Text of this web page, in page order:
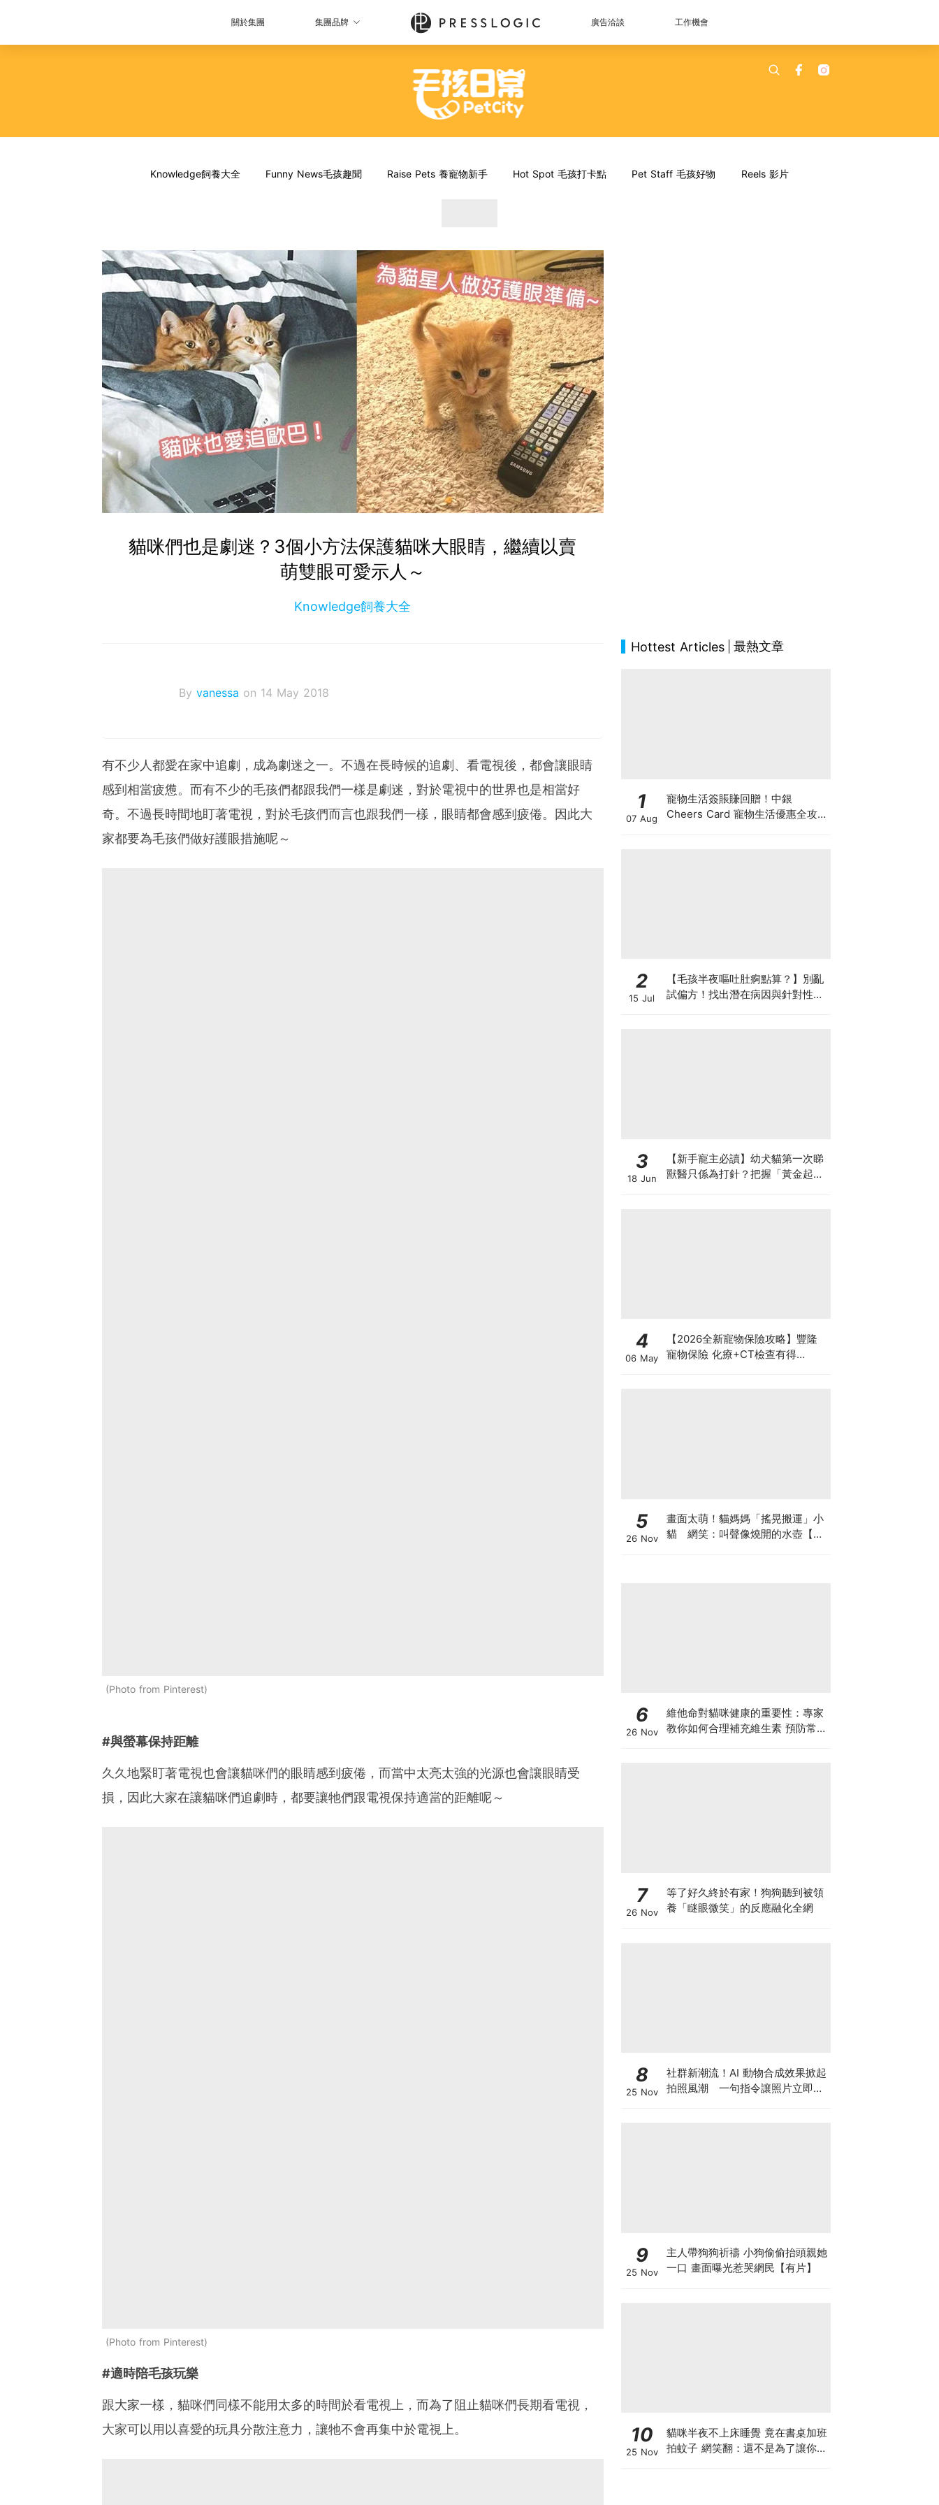
關於集團 集團品牌 廣告洽談 工作機會
Knowledge飼養大全 Funny News毛孩趣聞 Raise Pets 養寵物新手 Hot Spot 毛孩打卡點 Pet Staff 毛孩好物 Reels 影片
貓咪們也是劇迷？3個小方法保護貓咪大眼睛，繼續以賣
萌雙眼可愛示人～
Knowledge飼養大全
By vanessa on 14 May 2018
有不少人都愛在家中追劇，成為劇迷之一。不過在長時候的追劇、看電視後，都會讓眼睛
感到相當疲憊。而有不少的毛孩們都跟我們一樣是劇迷，對於電視中的世界也是相當好
奇。不過長時間地盯著電視，對於毛孩們而言也跟我們一樣，眼睛都會感到疲倦。因此大
家都要為毛孩們做好護眼措施呢～
Photo from Pinterest
#與螢幕保持距離
久久地緊盯著電視也會讓貓咪們的眼睛感到疲倦，而當中太亮太強的光源也會讓眼睛受
損，因此大家在讓貓咪們追劇時，都要讓牠們跟電視保持適當的距離呢～
Photo from Pinterest
#適時陪毛孩玩樂
跟大家一樣，貓咪們同樣不能用太多的時間於看電視上，而為了阻止貓咪們長期看電視，
大家可以用以喜愛的玩具分散注意力，讓牠不會再集中於電視上。
Hottest Articles 最熱文章
1
07 Aug
寵物生活簽賬賺回贈！中銀
Cheers Card 寵物生活優惠全攻
2
15 Jul
【毛孩半夜嘔吐肚痾點算？】別亂
試偏方！找出潛在病因與針對性營
3
18 Jun
【新手寵主必讀】幼犬貓第一次睇
獸醫只係為打針？把握「黃金起跑
4
06 May
【2026全新寵物保險攻略】豐隆
寵物保險 化療+CT檢查有得
5
26 Nov
畫面太萌！貓媽媽「搖晃搬運」小
貓 網笑：叫聲像燒開的水壺【有
6
26 Nov
維他命對貓咪健康的重要性：專家
教你如何合理補充維生素 預防常見
7
26 Nov
等了好久終於有家！狗狗聽到被領
養「瞇眼微笑」的反應融化全網
8
25 Nov
社群新潮流！AI 動物合成效果掀起
拍照風潮 一句指令讓照片立即升
9
25 Nov
主人帶狗狗祈禱 小狗偷偷抬頭親她
一口 畫面曝光惹哭網民【有片】
10
25 Nov
貓咪半夜不上床睡覺 竟在書桌加班
拍蚊子 網笑翻：還不是為了讓你睡